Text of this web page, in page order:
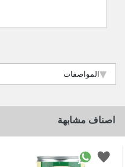
المواصفات
اصناف مشابهة